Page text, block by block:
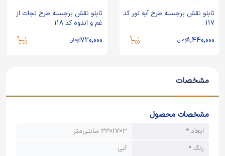
تابلو نقش برجسته طرح آیه نور کد
117
1,440,000تومان
تابلو نقش برجسته طرح نجات از
غم و اندوه کد 118
720,000تومان
مشخصات
مشخصات محصول
ابعاد *
3×17×33​​​​​​​ سانتی‌متر
رنگ *
آبی